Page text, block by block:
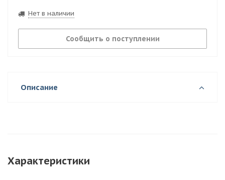
Нет в наличии
Сообщить о поступлении
Описание
Характеристики